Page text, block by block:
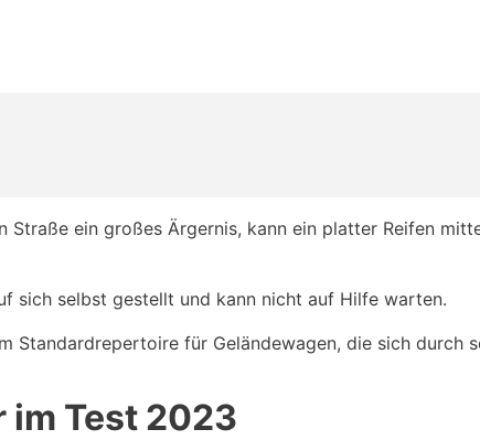
Straße ein großes Ärgernis, kann ein platter Reifen
sich selbst gestellt und kann nicht auf Hilfe warten.
Standardrepertoire für Geländewagen, die sich durch
im Test 2023